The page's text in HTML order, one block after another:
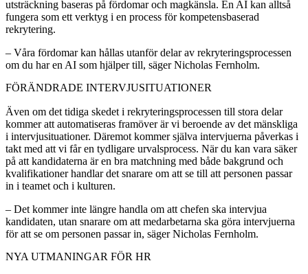
utsträckning baseras på fördomar och magkänsla. En AI kan alltså
fungera som ett verktyg i en process för kompetensbaserad
rekrytering.
– Våra fördomar kan hållas utanför delar av rekryteringsprocessen
om du har en AI som hjälper till, säger Nicholas Fernholm.
FÖRÄNDRADE INTERVJUSITUATIONER
Även om det tidiga skedet i rekryteringsprocessen till stora delar
kommer att automatiseras framöver är vi beroende av det mänskliga
i intervjusituationer. Däremot kommer själva intervjuerna påverkas i
takt med att vi får en tydligare urvalsprocess. När du kan vara säker
på att kandidaterna är en bra matchning med både bakgrund och
kvalifikationer handlar det snarare om att se till att personen passar
in i teamet och i kulturen.
– Det kommer inte längre handla om att chefen ska intervjua
kandidaten, utan snarare om att medarbetarna ska göra intervjuerna
för att se om personen passar in, säger Nicholas Fernholm.
NYA UTMANINGAR FÖR HR